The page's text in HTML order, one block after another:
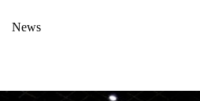
News